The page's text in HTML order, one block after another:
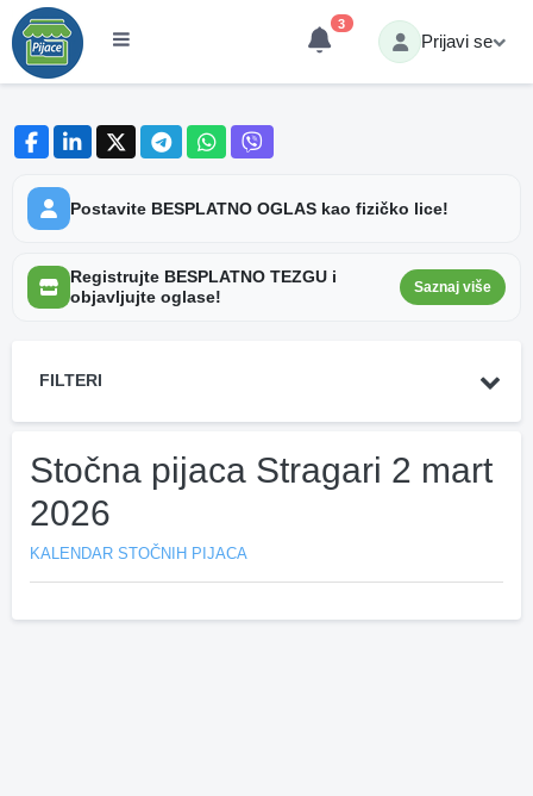
3
Prijavi se
Postavite BESPLATNO OGLAS kao fizičko lice!
Registrujte BESPLATNO TEZGU i
objavljujte oglase!
Saznaj više
FILTERI
Stočna pijaca Stragari 2 mart
2026
KALENDAR STOČNIH PIJACA